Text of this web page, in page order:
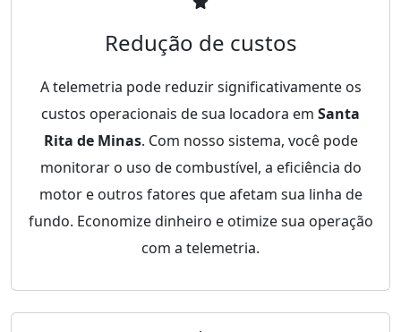
Redução de custos
A telemetria pode reduzir significativamente os
custos operacionais de sua locadora em Santa
Rita de Minas. Com nosso sistema, você pode
monitorar o uso de combustível, a eficiência do
motor e outros fatores que afetam sua linha de
fundo. Economize dinheiro e otimize sua operação
com a telemetria.